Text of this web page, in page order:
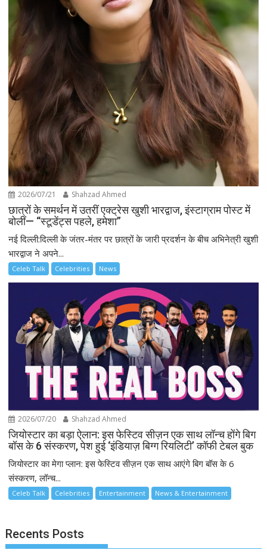
2026/07/21 Shahzad Ahmed
छात्रों के समर्थन में उतरीं एक्ट्रेस खुशी भारद्वाज, इंस्टाग्राम पोस्ट में
बोलीं— “स्टूडेंट्स पहले, हमेशा”
नई दिल्ली:दिल्ली के जंतर-मंतर पर छात्रों के जारी प्रदर्शन के बीच अभिनेत्री खुशी
भारद्वाज ने अपने...
Celeb Talk Celebrities News
2026/07/20 Shahzad Ahmed
जियोस्टार का बड़ा ऐलान: इस फेस्टिव सीज़न एक साथ लॉन्च होंगे बिग
बॉस के 6 संस्करण, पेश हुई ‘इंडियाज़ बिग्ग रियलिटी’ कॉफी टेबल बुक
जियोस्टार का मेगा प्लान: इस फेस्टिव सीज़न एक साथ आएंगे बिग बॉस के 6
संस्करण, लॉन्च...
Celeb Talk Celebrities Entertainment News & Entertainment
Recents Posts